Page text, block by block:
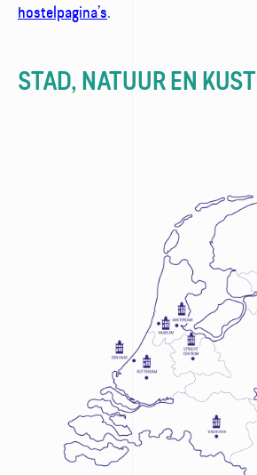
hostelpagina’s.
STAD, NATUUR EN KUST